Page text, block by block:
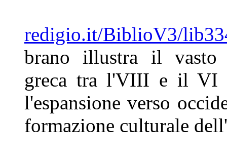
redigio.it/BiblioV3/
brano illustra il
greca tra l'VIII e il VI
l'espansione verso
formazione culturale